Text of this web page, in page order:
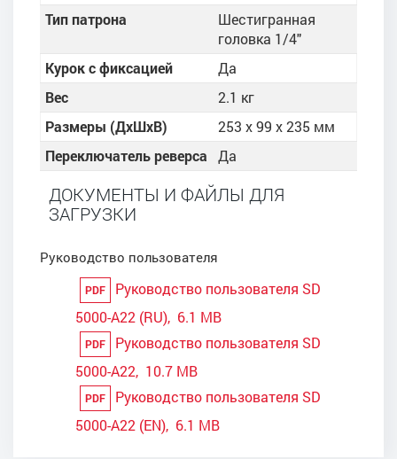
Тип патрона
Шестигранная
головка 1/4"
Курок с фиксацией
Да
Вес
2.1 кг
Размеры (ДхШхВ)
253 x 99 x 235 мм
Переключатель реверса
Да
ДОКУМЕНТЫ И ФАЙЛЫ ДЛЯ
ЗАГРУЗКИ
Руководство пользователя
PDF
Руководство пользователя SD
5000-A22 (RU), 6.1 MB
PDF
Руководство пользователя SD
5000-A22, 10.7 MB
PDF
Руководство пользователя SD
5000-A22 (EN), 6.1 MB